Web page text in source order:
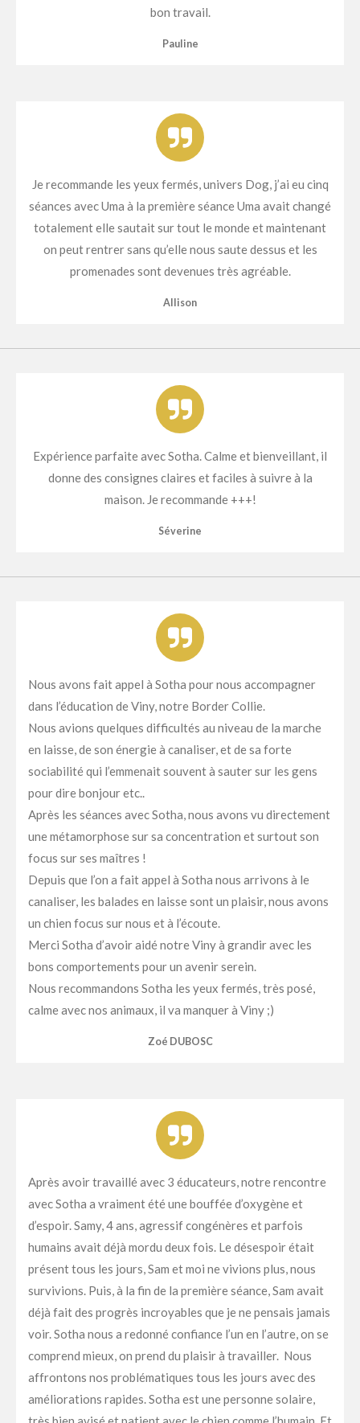
bon travail.
Pauline
Je recommande les yeux fermés, univers Dog, j’ai eu cinq
séances avec Uma à la première séance Uma avait changé
totalement elle sautait sur tout le monde et maintenant
on peut rentrer sans qu’elle nous saute dessus et les
promenades sont devenues très agréable.
Allison
Expérience parfaite avec Sotha. Calme et bienveillant, il
donne des consignes claires et faciles à suivre à la
maison. Je recommande +++!
Séverine
Nous avons fait appel à Sotha pour nous accompagner
dans l’éducation de Viny, notre Border Collie.
Nous avions quelques difficultés au niveau de la marche
en laisse, de son énergie à canaliser, et de sa forte
sociabilité qui l’emmenait souvent à sauter sur les gens
pour dire bonjour etc..
Après les séances avec Sotha, nous avons vu directement
une métamorphose sur sa concentration et surtout son
focus sur ses maîtres !
Depuis que l’on a fait appel à Sotha nous arrivons à le
canaliser, les balades en laisse sont un plaisir, nous avons
un chien focus sur nous et à l’écoute.
Merci Sotha d’avoir aidé notre Viny à grandir avec les
bons comportements pour un avenir serein.
Nous recommandons Sotha les yeux fermés, très posé,
calme avec nos animaux, il va manquer à Viny ;)
Zoé DUBOSC
Après avoir travaillé avec 3 éducateurs, notre rencontre
avec Sotha a vraiment été une bouffée d’oxygène et
d’espoir. Samy, 4 ans, agressif congénères et parfois
humains avait déjà mordu deux fois. Le désespoir était
présent tous les jours, Sam et moi ne vivions plus, nous
survivions. Puis, à la fin de la première séance, Sam avait
déjà fait des progrès incroyables que je ne pensais jamais
voir. Sotha nous a redonné confiance l’un en l’autre, on se
comprend mieux, on prend du plaisir à travailler. Nous
affrontons nos problématiques tous les jours avec des
améliorations rapides. Sotha est une personne solaire,